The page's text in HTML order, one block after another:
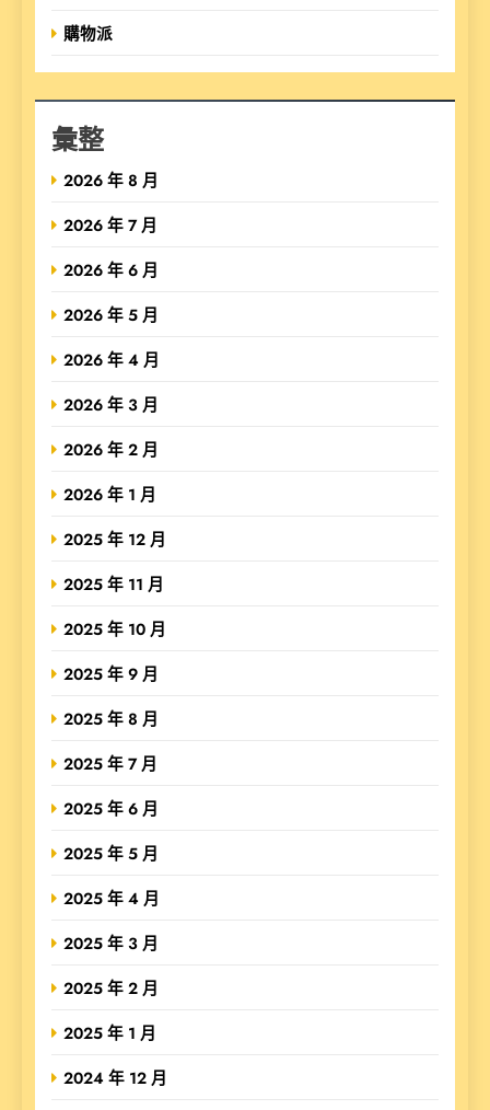
購物派
彙整
2026 年 8 月
2026 年 7 月
2026 年 6 月
2026 年 5 月
2026 年 4 月
2026 年 3 月
2026 年 2 月
2026 年 1 月
2025 年 12 月
2025 年 11 月
2025 年 10 月
2025 年 9 月
2025 年 8 月
2025 年 7 月
2025 年 6 月
2025 年 5 月
2025 年 4 月
2025 年 3 月
2025 年 2 月
2025 年 1 月
2024 年 12 月